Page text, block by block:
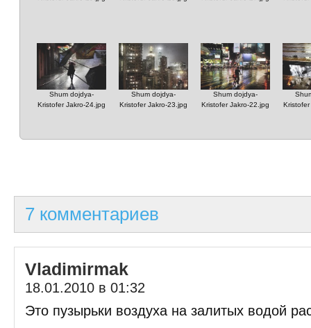
Shum dojdya-
Kristofer Jakro-24.jpg
Shum dojdya-
Kristofer Jakro-23.jpg
Shum dojdya-
Kristofer Jakro-22.jpg
7 комментариев
Vladimirmak
18.01.2010 в 01:32
Это пузырьки воздуха на залитых водой